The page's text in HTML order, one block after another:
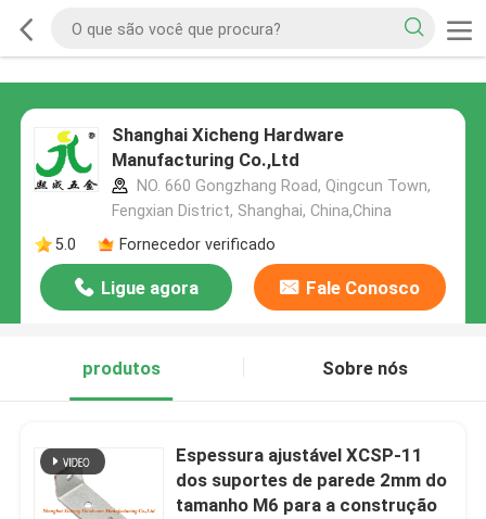
Shanghai Xicheng Hardware
Manufacturing Co.,Ltd
NO. 660 Gongzhang Road, Qingcun Town,
Fengxian District, Shanghai, China,China
5.0
Fornecedor verificado
Ligue agora Fale Conosco
produtos Sobre nós
Espessura ajustável XCSP-11
dos suportes de parede 2mm do
tamanho M6 para a construção